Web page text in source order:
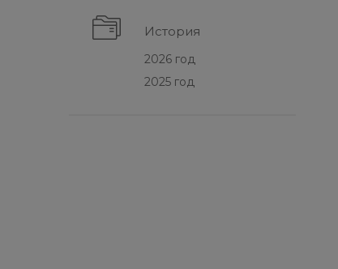
История
2026 год
2025 год